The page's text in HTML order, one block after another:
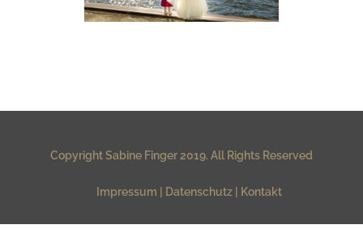
Copyright Sabine Finger 2019. All Rights Reserved
Impressum Datenschutz Kontakt